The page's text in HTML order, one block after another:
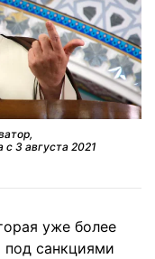
3 августа 2021
уже более
под санкциями